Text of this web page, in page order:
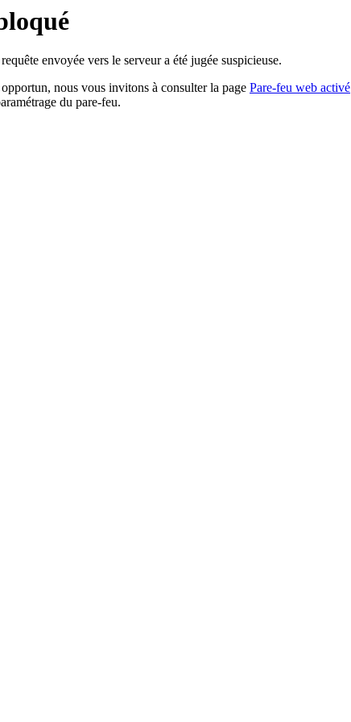
envoyée vers le serveur a été jugée suspicieuse.
nous vous invitons à consulter la page Pare-feu web activé
du pare-feu.